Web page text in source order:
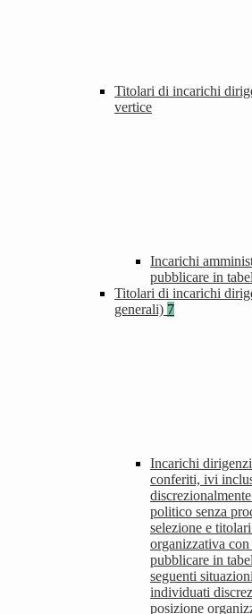
Titolari di incarichi
vertice
Incarichi
pubblicare in
Titolari di incarichi
generali) 7
Incarichi
conferiti, ivi
politico senza
selezione e
organizzativa
pubblicare in
seguenti
individuati
posizione